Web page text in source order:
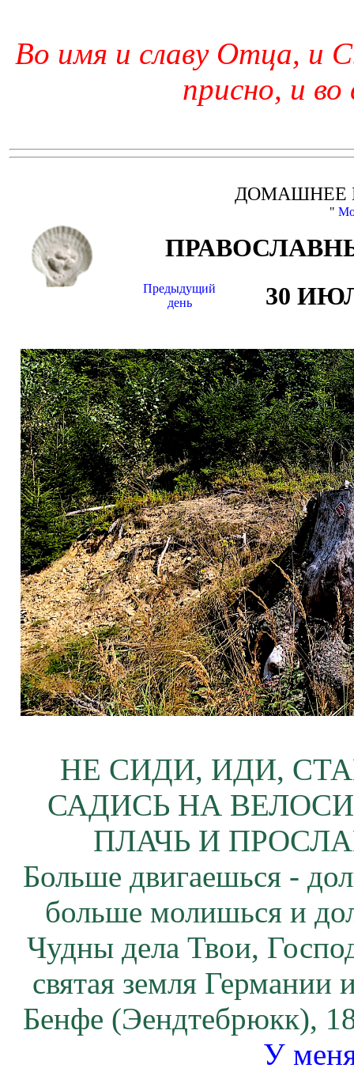
Во имя и славу Отца, и
присно, и во
ДОМАШНЕЕ
"
Предыдущий
день
30
НЕ СИДИ, ИДИ,
САДИСЬ НА
ПЛАЧЬ И
Больше двигаешься -
больше молишься и
Чудны дела Твои,
святая земля
Бенфе (Эендтебрюкк),
У